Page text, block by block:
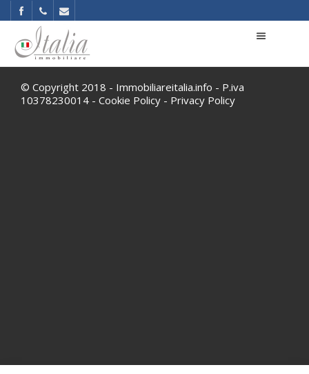
© Copyright 2018 - Immobiliareitalia.info - P.iva
10378230014 - Cookie Policy - Privacy Policy